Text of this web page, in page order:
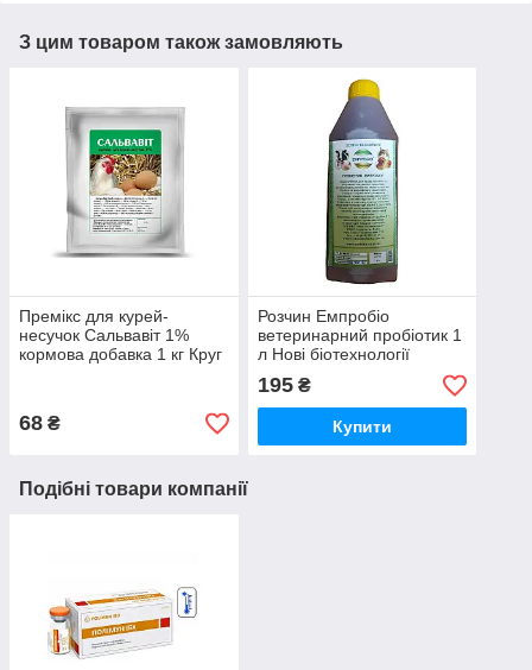
З цим товаром також замовляють
Премікс для курей-
несучок Сальвавіт 1%
кормова добавка 1 кг Круг
68 ₴
Розчин Емпробіо
ветеринарний пробіотик 1
л Нові біотехнології
195₴
Купити
Подібні товари компанії